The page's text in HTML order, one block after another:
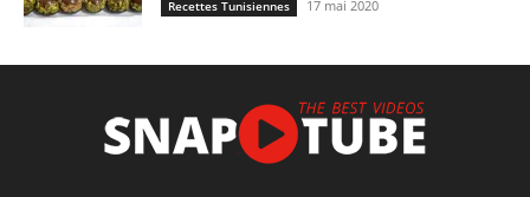
Recettes Tunisiennes 17 mai 2020